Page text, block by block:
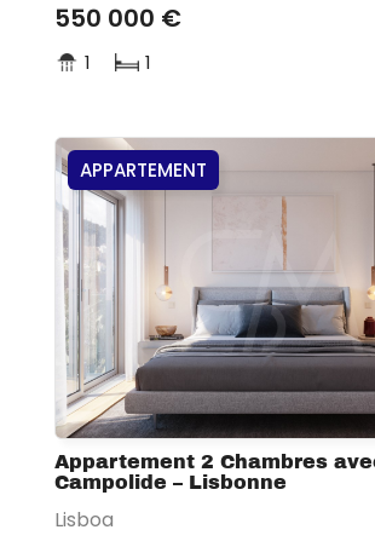
550 000 €
1 1
APPARTEMENT
Appartement 2 Chambres
Campolide – Lisbonne
Lisboa